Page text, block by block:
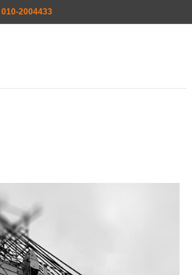
010-2004433